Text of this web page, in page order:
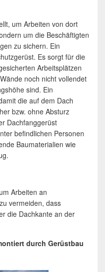
um Arbeiten von dort
um die Beschäftigten
zu sichern. Ein
Es sorgt für die
Arbeitsplätzen
noch nicht vollendet
sind. Ein
die auf dem Dach
bzw. ohne Absturz
Dachfanggerüst
befindlichen Personen
Baumaterialien wie
Arbeiten an
vermeiden, dass
die Dachkante an der
durch Gerüstbau